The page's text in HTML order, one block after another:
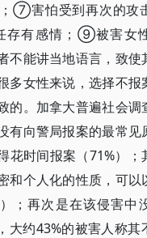
⑦害怕受到再次的攻
有感情；⑨被害女
不能讲当地语言，致使
多女性来说，选择不报
的。加拿大普遍社会调
有向警局报案的最常见
花时间报案（71%）；
和个人化的性质，可以
；再次是在该侵害中
大约43%的被害人称其